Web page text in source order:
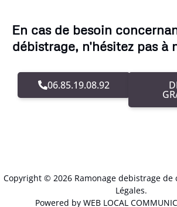
En cas de besoin
débistrage, n'hésitez pas à
06.85.19.08.92
Copyright © 2026 Ramonage debistrage de
Légales.
Powered by WEB LOCAL